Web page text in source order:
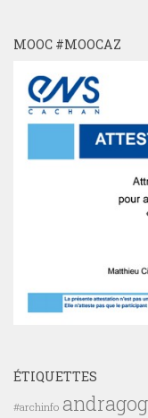
MOOC #MOOCAZ
ÉTIQUETTES
#archinfo